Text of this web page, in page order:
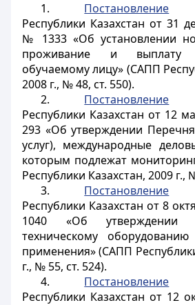
1. Постановление
Республики Казахстан от 31
№ 1333 «Об установлении
проживание и выплату
обучаемому лицу» (САПП
2008 г., № 48, ст. 550).
2. Постановление
Республики Казахстан от 12
293 «Об утверждении
услуг), международные
которым подлежат
Республики Казахстан, 2009 г.,
3. Постановление
Республики Казахстан от 8
1040 «Об утверждении
техническому
применения» (САПП
г., № 55, ст. 524).
4. Постановление
Республики Казахстан от 12